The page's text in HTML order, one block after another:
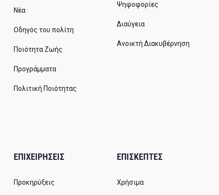
Νέα
Οδηγός του πολίτη
Ποιότητα Ζωής
Προγράμματα
Πολιτική Ποιότητας
Ψηφοφορίες
Διαύγεια
Ανοικτή Διακυβέρνηση
ΕΠΙΧΕΙΡΗΣΕΙΣ
Προκηρύξεις
ΕΠΙΣΚΕΠΤΕΣ
Χρήσιμα